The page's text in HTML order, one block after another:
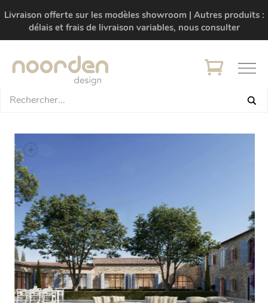
Livraison offerte sur les modèles showroom | Autres produits :
délais et frais de livraison variables, nous consulter
+